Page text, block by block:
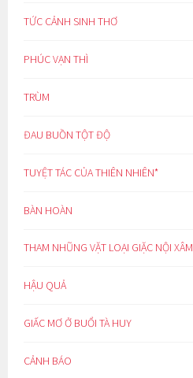
TỨC CẢNH SINH THƠ
PHÚC VẠN THÌ
TRÙM
ĐAU BUỒN TỘT ĐỘ
TUYỆT TÁC CỦA THIÊN NHIÊN*
BÀN HOÀN
THAM NHŨNG VẶT LOẠI GIẶC NỘI XÂM
HẬU QUẢ
GIẤC MƠ Ở BUỔI TÀ HUY
CẢNH BÁO